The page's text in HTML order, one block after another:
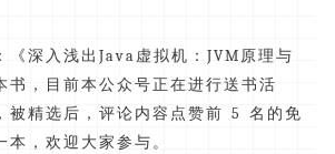
《深入浅出Java虚拟机：JVM原理与
书，目前本公众号正在进行送书活
被精选后，评论内容点赞前 5 名的免
，欢迎大家参与。